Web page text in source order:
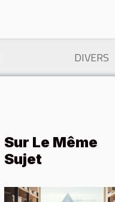
DIVERS
Sur Le Même
Sujet